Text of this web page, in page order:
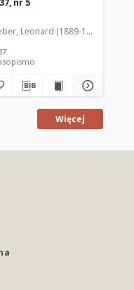
Teofil (1846-1916). Red.
nr 5
Leonard (1889-1975). Red.
Więcej